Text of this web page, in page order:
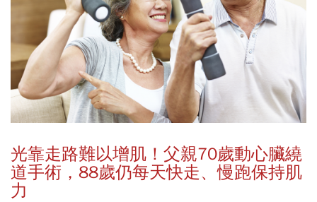
光靠走路難以增肌！父親70歲動心臟繞
道手術，88歲仍每天快走、慢跑保持肌
力